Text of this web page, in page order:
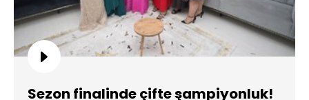
Sezon finalinde çifte şampiyonluk!